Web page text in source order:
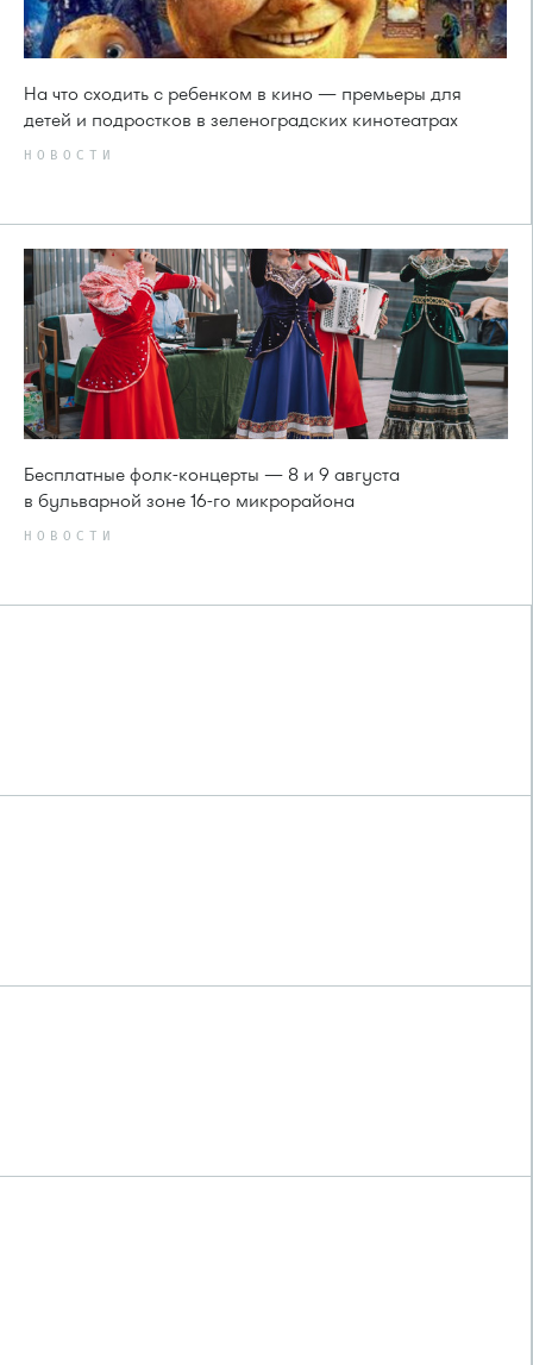
На что сходить с ребенком в кино — премьеры для
детей и подростков в зеленоградских кинотеатрах
НОВОСТИ
Бесплатные фолк-концерты — 8 и 9 августа
в бульварной зоне 16-го микрорайона
НОВОСТИ